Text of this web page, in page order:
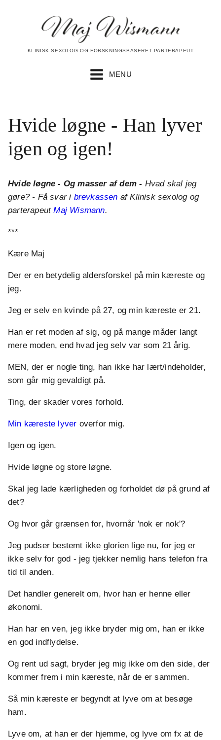
KLINISK SEXOLOG OG FORSKNINGSBASERET PARTERAPEUT
MENU
Hvide løgne - Han lyver
igen og igen!
Hvide løgne - Og masser af dem - Hvad skal jeg
gøre? - Få svar i brevkassen af Klinisk sexolog og
parterapeutMaj Wismann.
***
Kære Maj
Der er en betydelig aldersforskel på min kæreste og
jeg.
Jeg er selv en kvinde på 27, og min kæreste er 21.
Han er ret moden af sig, og på mange måder langt
mere moden, end hvad jeg selv var som 21 årig.
MEN, der er nogle ting, han ikke har lært/indeholder,
som går mig gevaldigt på.
Ting, der skader vores forhold.
Min kæreste lyver overfor mig.
Igen og igen.
Hvide løgne og store løgne.
Skal jeg lade kærligheden og forholdet dø på grund af
det?
Og hvor går grænsen for, hvornår 'nok er nok'?
Jeg pudser bestemt ikke glorien lige nu, for jeg er
ikke selv for god - jeg tjekker nemlig hans telefon fra
tid til anden.
Det handler generelt om, hvor han er henne eller
økonomi.
Han har en ven, jeg ikke bryder mig om, han er ikke
en god indflydelse.
Og rent ud sagt, bryder jeg mig ikke om den side, der
kommer frem i min kæreste, når de er sammen.
Så min kæreste er begyndt at lyve om at besøge
ham.
Lyve om, at han er der hjemme, og lyve om fx at de